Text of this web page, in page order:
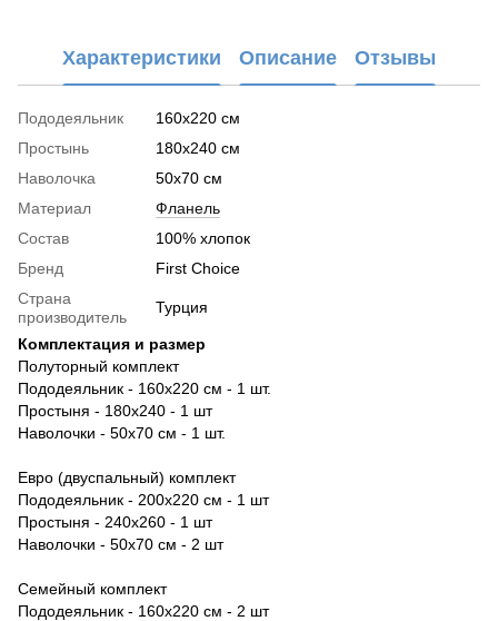
Характеристики Описание Отзывы
Пододеяльник
160x220 см
Простынь
180x240 см
Наволочка
50x70 см
Материал
Фланель
Состав
100% хлопок
Бренд
First Choice
Страна
производитель
Турция
Комплектация и размер
Полуторный комплект
Пододеяльник - 160х220 см - 1 шт.
Простыня - 180х240 - 1 шт
Наволочки - 50х70 см - 1 шт.
Евро (двуспальный) комплект
Пододеяльник - 200х220 см - 1 шт
Простыня - 240х260 - 1 шт
Наволочки - 50х70 см - 2 шт
Семейный комплект
Пододеяльник - 160х220 см - 2 шт